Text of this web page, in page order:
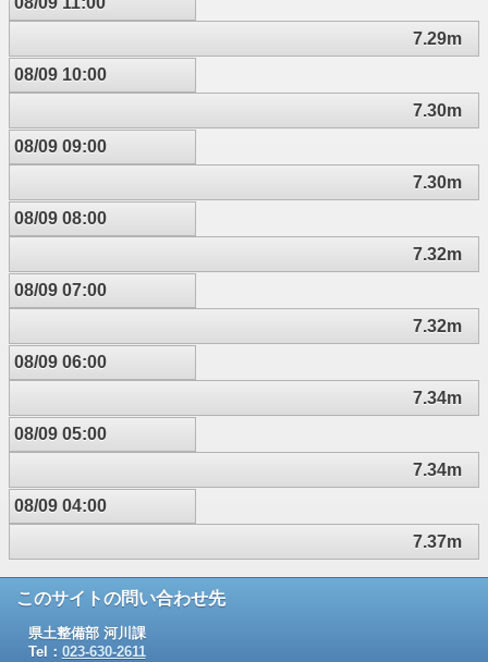
7.29m
08/09 10:00
7.30m
08/09 09:00
7.30m
08/09 08:00
7.32m
08/09 07:00
7.32m
08/09 06:00
7.34m
08/09 05:00
7.34m
08/09 04:00
7.37m
このサイトの問い合わせ先
県土整備部 河川課
Tel： 023-630-2611